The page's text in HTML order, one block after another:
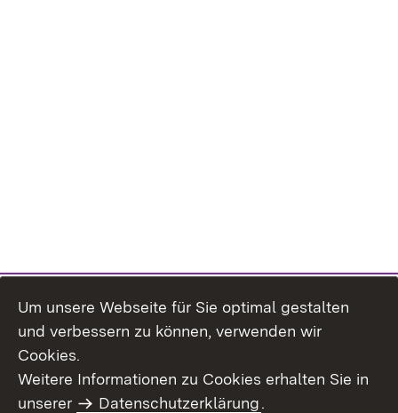
Um unsere Webseite für Sie optimal gestalten
und verbessern zu können, verwenden wir
Cookies.
Weitere Informationen zu Cookies erhalten Sie in
unserer
Datenschutzerklärung.